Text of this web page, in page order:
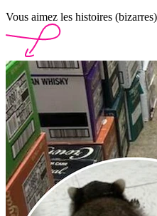
Vous aimez les histoires